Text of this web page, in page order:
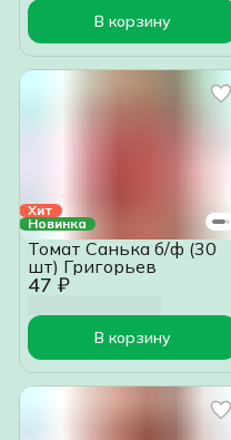
В корзину
Хит
Новинка
47 ₽
Томат Санька б/ф (30
шт) Григорьев
В корзину